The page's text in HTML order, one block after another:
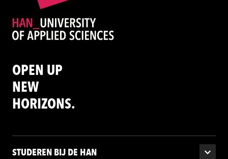
OPEN UP
NEW
HORIZONS.
STUDEREN BIJ DE HAN